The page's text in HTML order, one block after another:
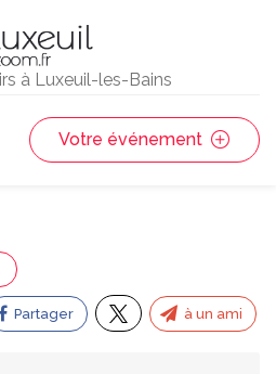
à Luxeuil-les-Bains
Votre événement
Partager à un ami